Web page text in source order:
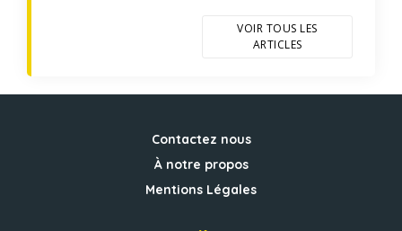
VOIR TOUS LES
ARTICLES
Contactez nous
À notre propos
Mentions Légales